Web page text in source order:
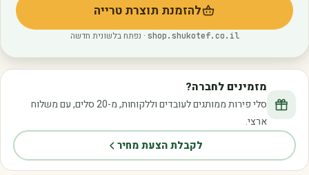
להזמנת תוצרת טרייה
(נפתח בלשונית חדשה)
shop.shukotef.co.il · נפתח בלשונית חדשה
מזמינים לחברה?
סלי פירות ממותגים לעובדים וללקוחות, מ-20 סלים, עם משלוח
ארצי.
לקבלת הצעת מחיר